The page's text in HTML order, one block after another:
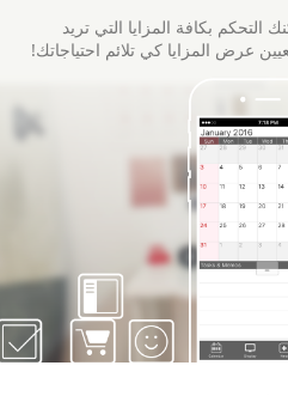
بكافة المزايا التي تريد